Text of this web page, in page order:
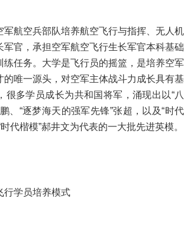
航空兵部队培养航空飞行与指挥、无人机
军官，承担空军航空飞行生长军官本科基础
练任务。大学是飞行员的摇篮，是培养空军
的唯一源头，对空军主体战斗力成长具有基
很多学员成长为共和国将军，涌现出以“八
、“逐梦海天的强军先锋”张超，以及“时代
代楷模”郝井文为代表的一大批先进英模。
学员培养模式